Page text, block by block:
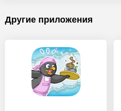
Другие приложения